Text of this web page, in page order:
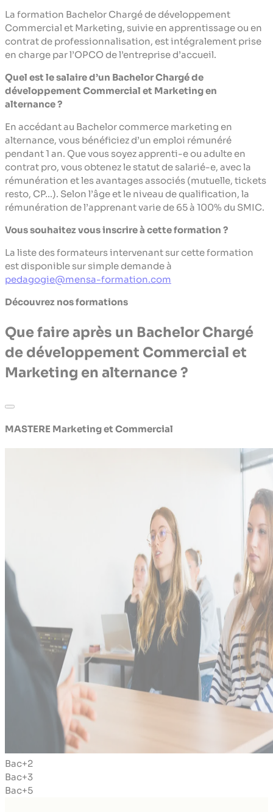
La formation Bachelor Chargé de développement
Commercial et Marketing, suivie en apprentissage ou en
contrat de professionnalisation, est intégralement prise
en charge par l’OPCO de l’entreprise d’accueil.
Quel est le salaire d’un Bachelor Chargé de
développement Commercial et Marketing en
alternance ?
En accédant au Bachelor commerce marketing en
alternance, vous bénéficiez d’un emploi rémunéré
pendant 1 an. Que vous soyez apprenti-e ou adulte en
contrat pro, vous obtenez le statut de salarié-e, avec la
rémunération et les avantages associés (mutuelle, tickets
resto, CP…). Selon l’âge et le niveau de qualification, la
rémunération de l’apprenant varie de 65 à 100% du SMIC.
Vous souhaitez vous inscrire à cette formation ?
La liste des formateurs intervenant sur cette formation
est disponible sur simple demande à
pedagogie@mensa-formation.com
Découvrez nos formations
Que faire après un Bachelor Chargé
de développement Commercial et
Marketing en alternance ?
MASTERE Marketing et Commercial
Bac+2
Bac+3
Bac+5